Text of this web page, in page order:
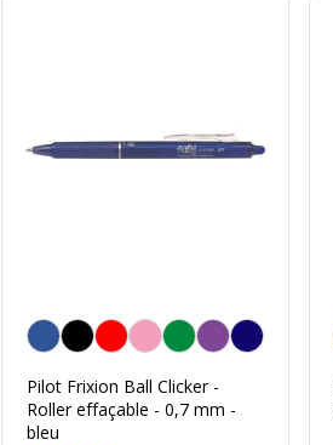
Bleu
Pilot Frixion Ball Clicker -
Roller effaçable - 0,7 mm -
bleu